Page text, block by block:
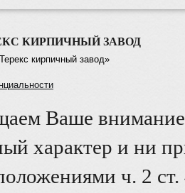
КИРПИЧНЫЙ ЗАВОД
кирпичный завод»
Ваше внимание
характер и ни
ч. 2